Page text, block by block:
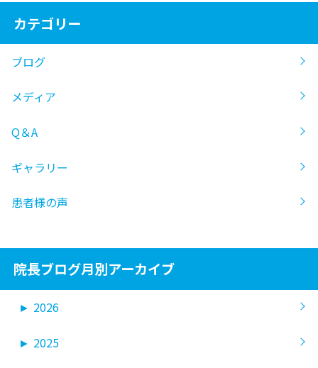
カテゴリー
ブログ
メディア
Q＆A
ギャラリー
患者様の声
院長ブログ月別アーカイブ
► 2026
► 2025